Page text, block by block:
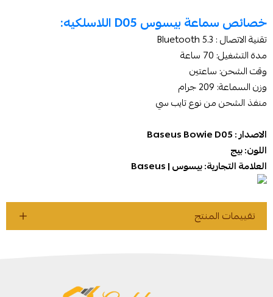
خصائص سماعة بيسوس D05 اللاسلكيه:
تقنية الاتصال : Bluetooth 5.3
مدة التشغيل: 70 ساعة
وقت الشحن: ساعتين
وزن السماعة: 209 جرام
منفذ الشحن من نوع تايب سي
الاصدار : Baseus Bowie D05
اللون: بيج
العلامة التجارية: بيسوس | Baseus
تقييمات المنتج